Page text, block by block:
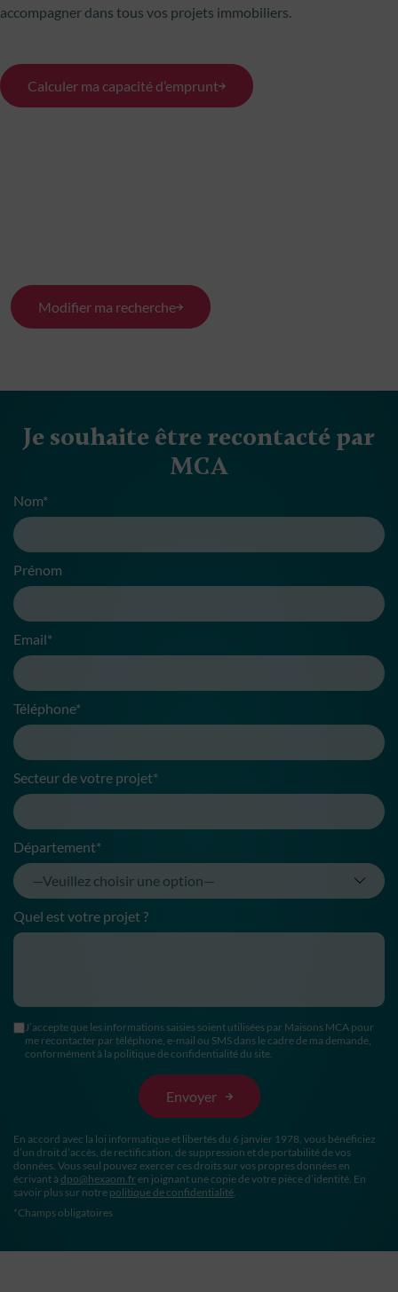
accompagner dans tous vos projets immobiliers.
Calculer ma capacité d’emprunt
Modifier ma recherche
Je souhaite être recontacté par
MCA
Nom*
Prénom
Email*
Téléphone*
Secteur de votre projet*
Département*
Quel est votre projet ?
J’accepte que les informations saisies soient utilisées par Maisons MCA pour
me recontacter par téléphone, e-mail ou SMS dans le cadre de ma demande,
conformément à la politique de confidentialité du site.
En accord avec la loi informatique et libertés du 6 janvier 1978, vous bénéficiez
d’un droit d’accès, de rectification, de suppression et de portabilité de vos
données. Vous seul pouvez exercer ces droits sur vos propres données en
écrivant à dpo@hexaom.fr en joignant une copie de votre pièce d’identité. En
savoir plus sur notre politique de confidentialité.
*Champs obligatoires